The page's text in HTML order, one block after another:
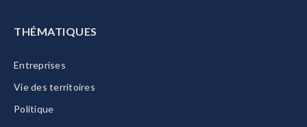
THÉMATIQUES
Entreprises
Vie des territoires
Politique